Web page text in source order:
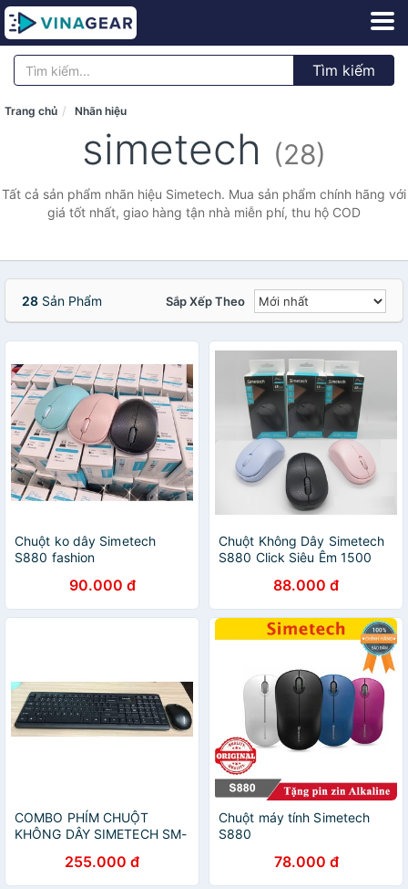
Tìm kiếm
Trang chủ Nhãn hiệu
simetech (28)
Tất cả sản phẩm nhãn hiệu Simetech. Mua sản phẩm chính hãng với
giá tốt nhất, giao hàng tận nhà miễn phí, thu hộ COD
28 Sản Phẩm Sắp Xếp Theo
Chuột ko dây Simetech
S880 fashion
90.000 đ
Chuột Không Dây Simetech
S880 Click Siêu Êm 1500
88.000 đ
COMBO PHÍM CHUỘT
KHÔNG DÂY SIMETECH SM-
255.000 đ
Chuột máy tính Simetech
S880
78.000 đ